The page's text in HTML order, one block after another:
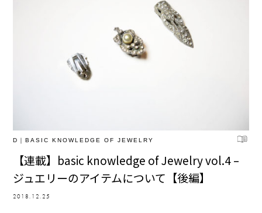
D｜BASIC KNOWLEDGE OF JEWELRY
【連載】basic knowledge of Jewelry vol.4 –
ジュエリーのアイテムについて【後編】
2018.12.25